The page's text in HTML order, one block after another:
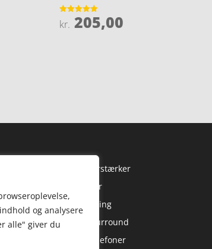
og analysere
alle" giver du
Vurderet
5
kr. 205,00
HiFi Forstærker
Højtaler
Streaming
TV & Surround
Høretelefoner